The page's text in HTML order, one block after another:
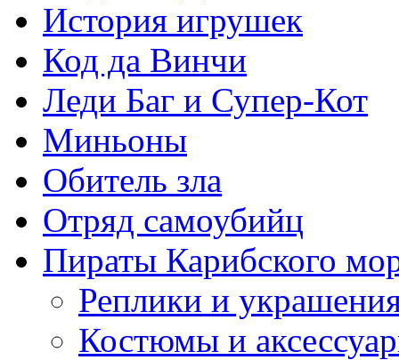
История игрушек
Код да Винчи
Леди Баг и Супер-Кот
Миньоны
Обитель зла
Отряд самоубийц
Пираты Карибского
Реплики и
Костюмы и